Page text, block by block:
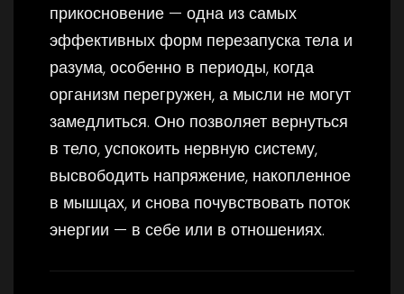
прикосновение — одна из самых
эффективных форм перезапуска тела и
разума, особенно в периоды, когда
организм перегружен, а мысли не могут
замедлиться. Оно позволяет вернуться
в тело, успокоить нервную систему,
высвободить напряжение, накопленное
в мышцах, и снова почувствовать поток
энергии — в себе или в отношениях.